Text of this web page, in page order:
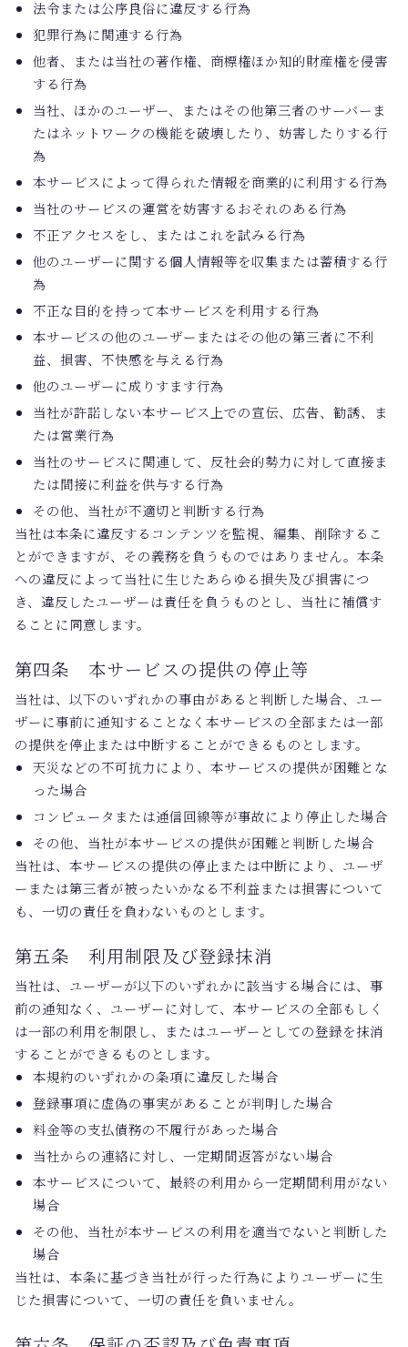
法令または公序良俗に違反する行為
犯罪行為に関連する行為
他者、または当社の著作権、商標権ほか知的財産権を侵害
する行為
当社、ほかのユーザー、またはその他第三者のサーバーま
たはネットワークの機能を破壊したり、妨害したりする行
為
本サービスによって得られた情報を商業的に利用する行為
当社のサービスの運営を妨害するおそれのある行為
不正アクセスをし、またはこれを試みる行為
他のユーザーに関する個人情報等を収集または蓄積する行
為
不正な目的を持って本サービスを利用する行為
本サービスの他のユーザーまたはその他の第三者に不利
益、損害、不快感を与える行為
他のユーザーに成りすます行為
当社が許諾しない本サービス上での宣伝、広告、勧誘、ま
たは営業行為
当社のサービスに関連して、反社会的勢力に対して直接ま
たは間接に利益を供与する行為
その他、当社が不適切と判断する行為
当社は本条に違反するコンテンツを監視、編集、削除するこ
とができますが、その義務を負うものではありません。本条
への違反によって当社に生じたあらゆる損失及び損害につ
き、違反したユーザーは責任を負うものとし、当社に補償す
ることに同意します。
第四条 本サービスの提供の停止等
当社は、以下のいずれかの事由があると判断した場合、ユー
ザーに事前に通知することなく本サービスの全部または一部
の提供を停止または中断することができるものとします。
天災などの不可抗力により、本サービスの提供が困難とな
った場合
コンピュータまたは通信回線等が事故により停止した場合
その他、当社が本サービスの提供が困難と判断した場合
当社は、本サービスの提供の停止または中断により、ユーザ
ーまたは第三者が被ったいかなる不利益または損害について
も、一切の責任を負わないものとします。
第五条 利用制限及び登録抹消
当社は、ユーザーが以下のいずれかに該当する場合には、事
前の通知なく、ユーザーに対して、本サービスの全部もしく
は一部の利用を制限し、またはユーザーとしての登録を抹消
することができるものとします。
本規約のいずれかの条項に違反した場合
登録事項に虚偽の事実があることが判明した場合
料金等の支払債務の不履行があった場合
当社からの連絡に対し、一定期間返答がない場合
本サービスについて、最終の利用から一定期間利用がない
場合
その他、当社が本サービスの利用を適当でないと判断した
場合
当社は、本条に基づき当社が行った行為によりユーザーに生
じた損害について、一切の責任を負いません。